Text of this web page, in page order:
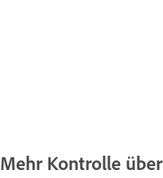
Mehr Kontrolle über